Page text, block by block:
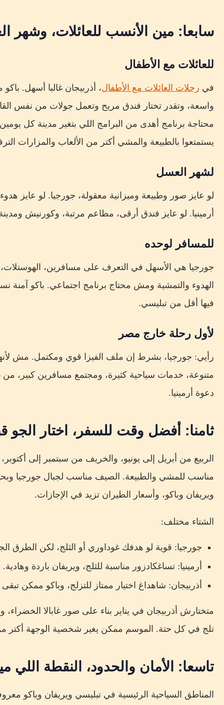
سابعا: مين الأنسب للعائلات، وشهر
للعائلات مع الأطفال
في رحلات العائلات مع الأطفال، أذربيجان غالبا أسهل.
واسعة، وتقدر تختار فندق مريح وتعمل جولات من نفس
محتاجة برنامج أهدى من البرامج اللي بتغير مدينة كل
يستمتعوا بالطبيعة والمشي أكتر من الألعاب والمزارات
لشهر العسل
لو عايز صور وطبيعة وميزانية معقولة، جورجيا. لو عايز
أرمينيا. لو عايز فندق أرقى، مطاعم مرتبة، وكورنيش ومدينة
للمسافر لوحده
جورجيا هي الأسهل في التعرف على مسافرين، الهوستلات،
الهدوء والتمشية ومش محتاج برنامج اجتماعي. باكو آمنة
فيها أقل من تبليسي.
لأول رحلة خارج مصر
رأيي: جورجيا، بشرط إن ملف الفيزا قوي ومكتمل. مش
متنوعة، خدمات سياحية كثيرة، ومجتمع مسافرين كبير، من
دعوة أرمينيا.
ثامنا: أفضل وقت للسفر، اختار الجو
الربيع من أبريل إلى يونيو، والخريف من سبتمبر إلى
مناسب للمشي والطبيعة. الصيف مناسب لجبال جورجيا
ويريفان وباكو، وأسعار الطيران تزيد في الإجازات.
الشتاء مختلف:
جورجيا: قوية لو هدفك غوداوري أو الثلج، لكن الطرق
أرمينيا: تساغكادزور مناسبة للثلج، ويريفان باردة وهادية.
أذربيجان: شاهداغ اختيار ممتاز للتزلج، وباكو ممكن تبقى
متختارش أذربيجان في يناير بناء على صور غابالا
تلج في كل حتة. الموسم ممكن يغير شخصية الوجهة أكتر
تاسعا: الأمان والحدود، النقطة
المناطق السياحية الرئيسية في تبليسي ويريفان وباكو